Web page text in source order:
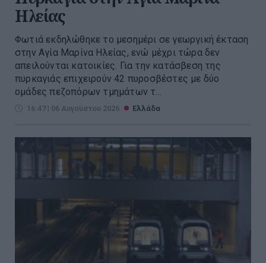
Ηλείας
Φωτιά εκδηλώθηκε το μεσημέρι σε γεωργική έκταση
στην Αγία Μαρίνα Ηλείας, ενώ μέχρι τώρα δεν
απειλούνται κατοικίες. Για την κατάσβεση της
πυρκαγιάς επιχειρούν 42 πυροσβέστες με δύο
ομάδες πεζοπόρων τμημάτων τ...
16:47 | 06 Αυγούστου 2026 Ελλάδα